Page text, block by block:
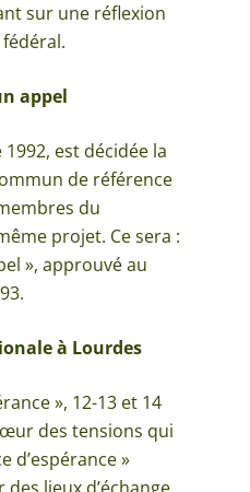
sur une réflexion
appel
est décidée la
de référence
du
projet. Ce sera :
», approuvé au
à Lourdes
», 12-13 et 14
des tensions qui
d’espérance »